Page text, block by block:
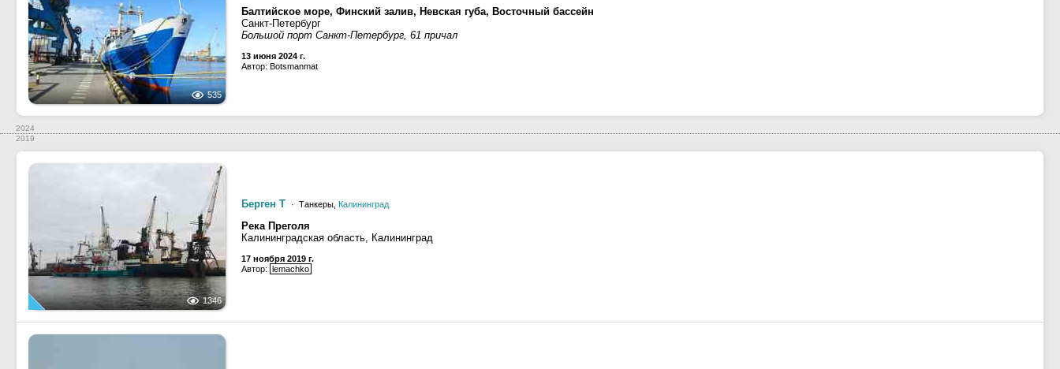
535
Балтийское море, Финский залив, Невская губа, Восточный бассейн
Санкт-Петербург
Большой порт Санкт-Петербург, 61 причал
13 июня 2024 г.
Автор: Botsmanmat
2024
2019
1346
Берген Т · Танкеры, Калининград
Река Преголя
Калининградская область, Калининград
17 ноября 2019 г.
Автор: lemachko